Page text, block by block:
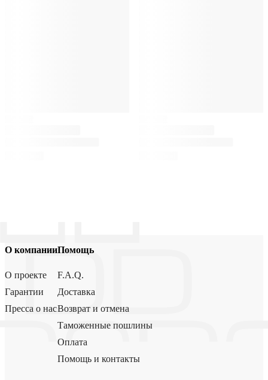
О компании
О проекте
Гарантии
Пресса о нас
Помощь
F.A.Q.
Доставка
Возврат и отмена
Таможенные пошлины
Оплата
Помощь и контакты